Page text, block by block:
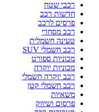
רכבי שטח
חדשות רכב
פרסים לרכב
רכב מסחרי
טעינה חשמלית
רכב חשמלי SUV
מכוניות ספורט
מכוניות יוקרה
רכב יוקרה חשמלי
רכב חשמלי קטן
משאיות
פרסום ושיווק